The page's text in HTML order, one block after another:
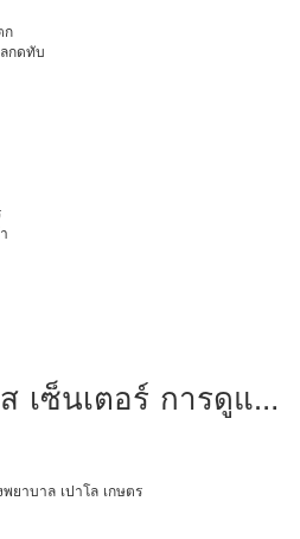
ก
กดทับ
เซ็นเตอร์ การดูแล
ภาวะพึ่งพิง
ยาบาล เปาโล เกษตร